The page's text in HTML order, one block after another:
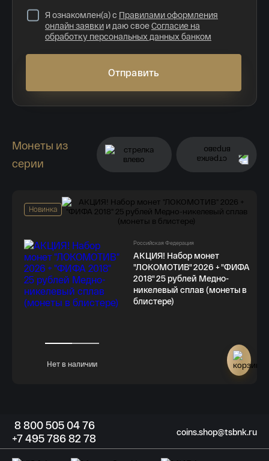
Я ознакомлен(а) с Правилами оформления
онлайн заявки и даю своеСогласие на
обработку персональных данных банком
Отправить
Монеты из
серии
Новинка
Нет в наличии
Российская Федерация
АКЦИЯ! Набор монет
"ЛОКОМОТИВ" 2026 + "ФИФА
2018" 25 рублей Медно-
никелевый сплав (монеты в
блистере)
8800 50504 76
+7495 78682 78 coins.shop@tsbnk.ru